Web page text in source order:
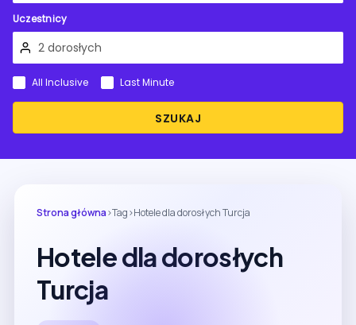
Uczestnicy
SZUKAJ
All Inclusive Last Minute
Strona główna›Tag›Hotele dla dorosłych Turcja
Hotele dla dorosłych
Turcja